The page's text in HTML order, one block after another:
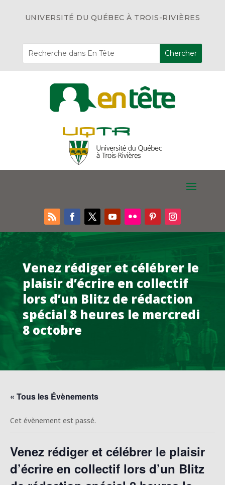
UNIVERSITÉ DU QUÉBEC À TROIS-RIVIÈRES
Venez rédiger et célébrer le
plaisir d’écrire en collectif
lors d’un Blitz de rédaction
spécial 8 heures le mercredi
8 octobre
« Tous les Évènements
Cet évènement est passé.
Venez rédiger et célébrer le plaisir
d’écrire en collectif lors d’un Blitz